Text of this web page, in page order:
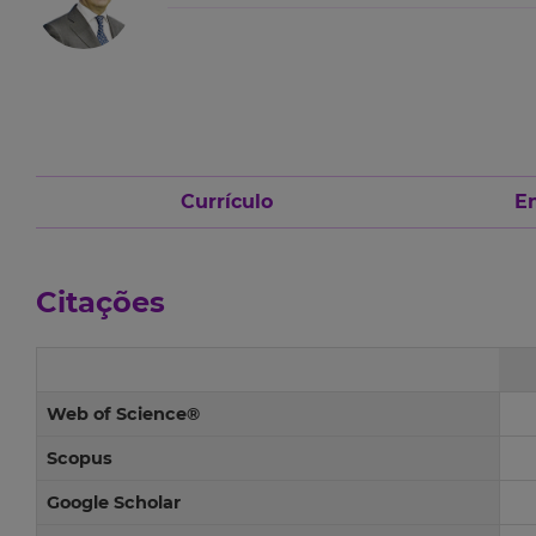
Currículo
Citações
Web of Science®
Scopus
Google Scholar